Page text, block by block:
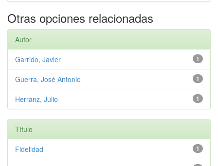
Otras opciones relacionadas
Autor
1
Garrido, Javier
1
Guerra, José Antonio
1
Herranz, Julio
Título
1
Fidelidad